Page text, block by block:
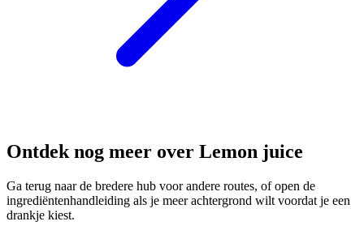
Ontdek nog meer over Lemon juice
Ga terug naar de bredere hub voor andere routes, of open de
ingrediëntenhandleiding als je meer achtergrond wilt voordat je een
drankje kiest.